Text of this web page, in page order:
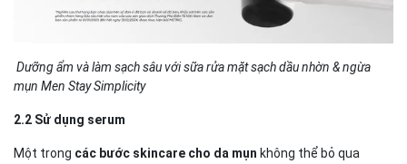
Dưỡng ẩm và làm sạch sâu với sữa rửa mặt sạch dầu nhờn & ngừa
mụn Men Stay Simplicity
2.2 Sử dụng serum
Một trong các bước skincare cho da mụn không thể bỏ qua